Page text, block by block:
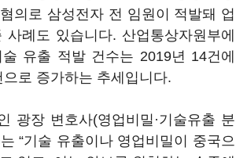
의로 삼성전자 전 임원이 적발돼 업
례도 있습니다. 산업통상자원부에
유출 적발 건수는 2019년 14건에
로 증가하는 추세입니다.
광장 변호사(영업비밀·기술유출 분
“기술 유출이나 영업비밀이 중국으